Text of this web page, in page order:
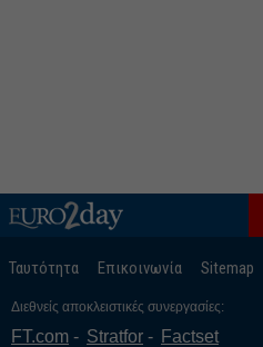
Ταυτότητα Επικοινωνία Sitemap
Διεθνείς αποκλειστικές συνεργασίες:
FT.com Stratfor Factset